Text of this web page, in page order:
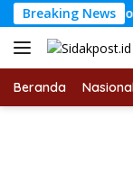
Langsung
ke
konten
Breaking News
di Indonesia
Beranda